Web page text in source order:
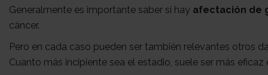
Generalmente es importante saber si hay afectación de
cáncer.
Pero en cada caso pueden ser también relevantes otros
Cuanto más incipiente sea el estadio, suele ser más